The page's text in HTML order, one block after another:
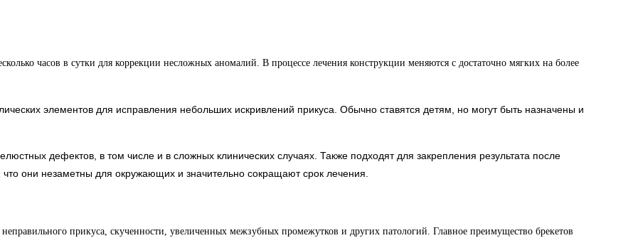
часов в сутки для коррекции несложных аномалий. В процессе лечения конструкции меняются с достаточно мягких на более
элементов для исправления небольших искривлений прикуса. Обычно ставятся детям, но могут быть назначены и
дефектов, в том числе и в сложных клинических случаях. Также подходят для закрепления результата после
они незаметны для окружающих и значительно сокращают срок лечения.
прикуса, скученности, увеличенных межзубных промежутков и других патологий. Главное преимущество брекетов